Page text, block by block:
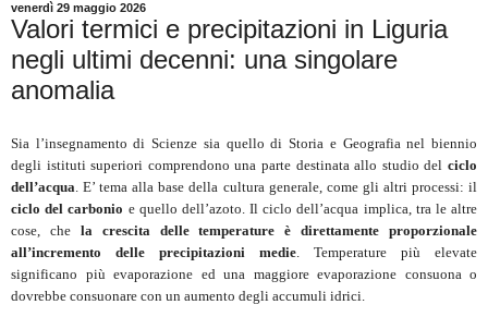
venerdì 29 maggio 2026
Valori termici e precipitazioni in Liguria
negli ultimi decenni: una singolare
anomalia
Sia l’insegnamento di Scienze sia quello di Storia e Geografia nel biennio
degli istituti superiori comprendono una parte destinata allo studio del ciclo
dell’acqua . E’ tema alla base della cultura generale, come gli altri processi: il
ciclo del carbonio e quello dell’azoto. Il ciclo dell’acqua implica, tra le altre
cose, che la crescita delle temperature è direttamente proporzionale
all’incremento delle precipitazioni medie . Temperature più elevate
significano più evaporazione ed una maggiore evaporazione consuona o
dovrebbe consuonare con un aumento degli accumuli idrici.